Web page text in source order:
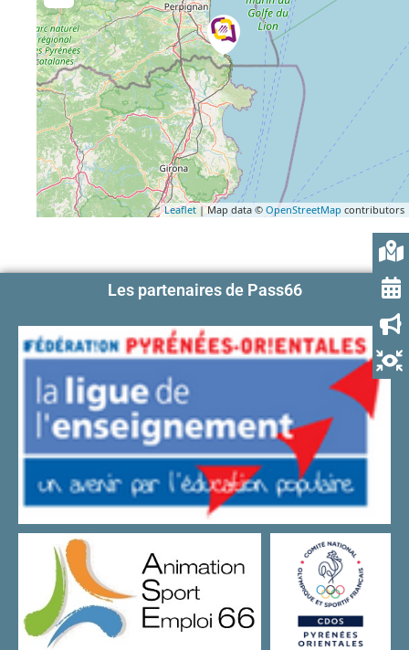
Leaflet | Map data © OpenStreetMap contributors
Les partenaires de Pass66